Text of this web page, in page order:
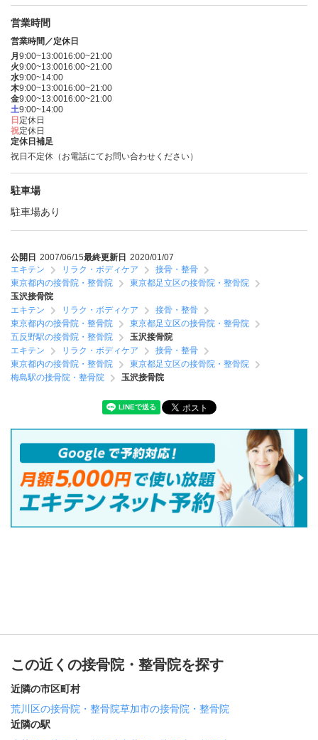
営業時間
営業時間／定休日
月 9:00~13:0016:00~21:00
火9:00~13:0016:00~21:00
水9:00~14:00
木9:00~13:0016:00~21:00
金9:00~13:0016:00~21:00
土9:00~14:00
日 定休日
祝定休日
定休日補足
祝日不定休（お電話にてお問い合わせください）
駐車場
駐車場あり
公開日 2007/06/15最終更新日 2020/01/07
エキテン
リラク・ボディケア
接骨・整骨
東京都内の接骨院・整骨院
東京都足立区の接骨院・整骨院
玉沢接骨院
エキテン
リラク・ボディケア
接骨・整骨
東京都内の接骨院・整骨院
東京都足立区の接骨院・整骨院
五反野駅の接骨院・整骨院
玉沢接骨院
エキテン
リラク・ボディケア
接骨・整骨
東京都内の接骨院・整骨院
東京都足立区の接骨院・整骨院
梅島駅の接骨院・整骨院
玉沢接骨院
この近くの接骨院・整骨院を探す
近隣の市区町村
荒川区の接骨院・整骨院草加市の接骨院・整骨院
近隣の駅